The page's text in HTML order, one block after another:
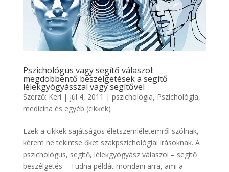
Pszichológus vagy segítő válaszol:
megdöbbentő beszélgetések a segítő
lélekgyógyásszal vagy segítővel
Szerző: Keri | júl 4, 2011 | pszichológia, Pszichológia,
medicina és egyéb (cikkek)
Ezek a cikkek sajátságos életszemléletemről szólnak,
kérem ne tekintse őket szakpszichológiai írásoknak. A
pszichológus, segítő, lélekgyógyász válaszol – segítő
beszélgetés – Tudna példát mondani arra, ami a